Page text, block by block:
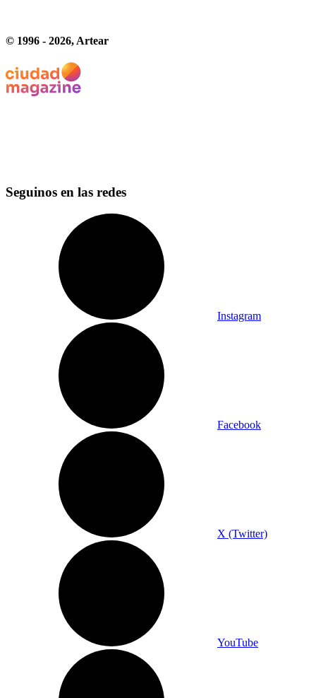
© 1996 - 2026, Artear
Seguinos en las redes
Instagram
Facebook
X (Twitter)
YouTube